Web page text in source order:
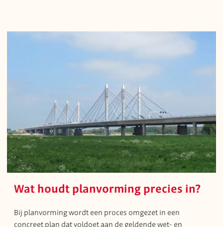
Wat houdt planvorming precies in?
Bij planvorming wordt een proces omgezet in een
concreet plan dat voldoet aan de geldende wet- en